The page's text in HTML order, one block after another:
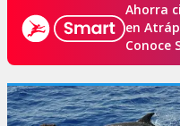
Ahorra
en
Conoce